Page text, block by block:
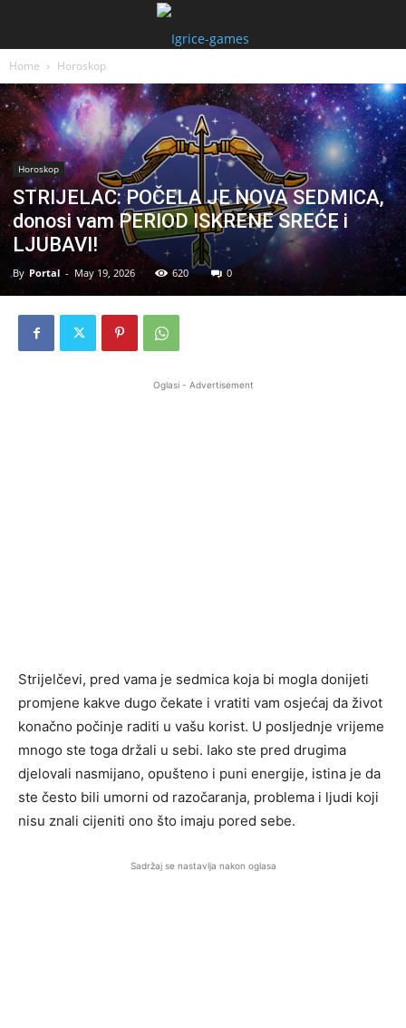
Home Horoskop
Horoskop
STRIJELAC: POČELA JE NOVA SEDMICA,
donosi vam PERIOD ISKRENE SREĆE i
LJUBAVI!
By Portal - May 19, 2026 620 0
Oglasi - Advertisement
Strijelčevi, pred vama je sedmica koja bi mogla donijeti
promjene kakve dugo čekate i vratiti vam osjećaj da život
konačno počinje raditi u vašu korist. U posljednje vrijeme
mnogo ste toga držali u sebi. Iako ste pred drugima
djelovali nasmijano, opušteno i puni energije, istina je da
ste često bili umorni od razočaranja, problema i ljudi koji
nisu znali cijeniti ono što imaju pored sebe.
Sadržaj se nastavlja nakon oglasa